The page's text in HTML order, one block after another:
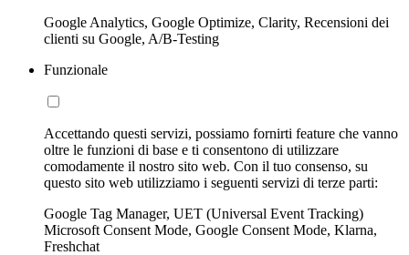
Google Analytics, Google Optimize, Clarity, Recensioni dei
clienti su Google, A/B-Testing
Funzionale
Accettando questi servizi, possiamo fornirti feature che vanno
oltre le funzioni di base e ti consentono di utilizzare
comodamente il nostro sito web. Con il tuo consenso, su
questo sito web utilizziamo i seguenti servizi di terze parti:
Google Tag Manager, UET (Universal Event Tracking)
Microsoft Consent Mode, Google Consent Mode, Klarna,
Freshchat